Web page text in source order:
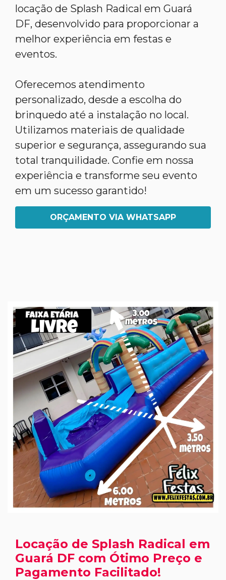
locação de Splash Radical em Guará
DF, desenvolvido para proporcionar a
melhor experiência em festas e
eventos.
Oferecemos atendimento
personalizado, desde a escolha do
brinquedo até a instalação no local.
Utilizamos materiais de qualidade
superior e segurança, assegurando sua
total tranquilidade. Confie em nossa
experiência e transforme seu evento
em um sucesso garantido!
ORÇAMENTO VIA WHATSAPP
Locação de Splash Radical em
Guará DF com Ótimo Preço e
Pagamento Facilitado!